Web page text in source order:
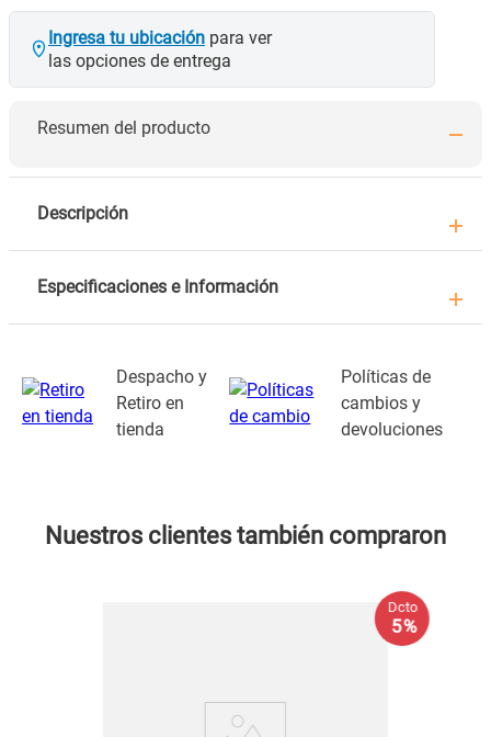
Ingresa tu ubicación para ver
las opciones de entrega
Resumen del producto
Descripción
Especificaciones e Información
Despacho y
Retiro en
tienda
Políticas de
cambios y
devoluciones
Nuestros clientes también compraron
Dcto
5 %